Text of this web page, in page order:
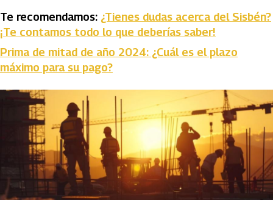
Te recomendamos: ¿Tienes dudas acerca del Sisbén?
¡Te contamos todo lo que deberías saber!
Prima de mitad de año 2024: ¿Cuál es el plazo
máximo para su pago?